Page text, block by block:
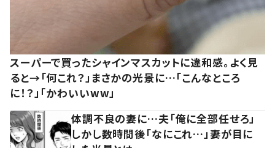
スーパーで買ったシャインマスカットに違和感。よく見
ると→「何これ？」まさかの光景に…「こんなところ
に！？」「かわいいww」
体調不良の妻に…夫「俺に全部任せろ」
しかし数時間後「なにこれ…」妻が目に